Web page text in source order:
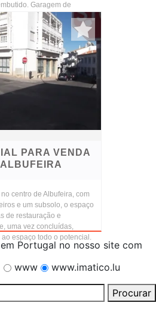
Garagem de
PARA VENDA
ALBUFEIRA
centro de Albufeira, com
e um subsolo, o espaço
de restauração e
uma vez concluídas,
espaço todo o potencial.
Portugal no nosso site com
www
www.imatico.lu